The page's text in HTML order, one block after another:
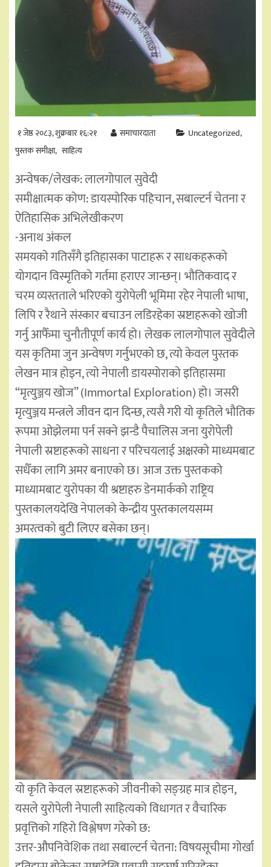
१ जेष्ठ २०८३, शुक्रबार १६:२१ समाचारदाता
Uncategorized
पुस्तक समीक्षा साहित्य
अन्वेषक/लेखक: लालगोपाल सुवेदी
समीक्षात्मक कोण: डायस्पोरिक पहिचान, सबाल्टर्न चेतना र
ऐतिहासिक अभिलेखीकरण
-अनाथ अंकल
समयको गतिसँगै इतिहासका पाटाहरू र साधकहरूको
योगदान विस्मृतिको गर्तमा हराएर जान्छन्। भौतिकवाद र
चरम व्यस्तताले भरिएको युरोपेली भूमिमा रहेर नेपाली भाषा,
लिपि र रैथाने संस्कार बचाउन लडिरहेका स्रष्टाहरूको खोजी
गर्नु आफैँमा चुनौतीपूर्ण कार्य हो। लेखक लालगोपाल सुवेदीले
यस कृतिमा जुन अन्वेषण गर्नुभएको छ, त्यो केवल पुस्तक
लेखन मात्र होइन, त्यो नेपाली डायस्पोराको इतिहासमा
“मृत्युञ्जय खोज” (Immortal Exploration) हो। जसरी
मृत्युञ्जय मन्त्रले जीवन दान दिन्छ, त्यसै गरी यो कृतिले भौतिक
रूपमा ओझेलमा पर्न सक्ने झन्डै पैचालिस जना युरोपेली
नेपाली स्रष्टाहरूको साधना र परिचयलाई अक्षरको माध्यमबाट
सधैँका लागि अमर बनाएको छ। आज उक्त पुस्तकको
माध्यामबाट युरोपका यी श्रष्टाहरु डेनमार्कको राष्ट्रिय
पुस्तकालयदेखि नेपालको केन्द्रीय पुस्तकालयसम्म
अमरत्वको बुटी लिएर बसेका छन्।
यो कृति केवल स्रष्टाहरूको जीवनीको सङ्ग्रह मात्र होइन,
यसले युरोपेली नेपाली साहित्यको विधागत र वैचारिक
प्रवृत्तिको गहिरो विश्लेषण गरेको छ:
उत्तर-औपनिवेशिक तथा सबाल्टर्न चेतना: विषयसूचीमा गोर्खा